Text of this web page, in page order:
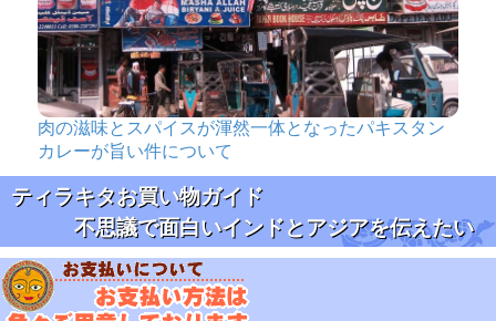
肉の滋味とスパイスが渾然一体となったパキスタン
カレーが旨い件について
ティラキタお買い物ガイド
不思議で面白いインドとアジアを伝えたい